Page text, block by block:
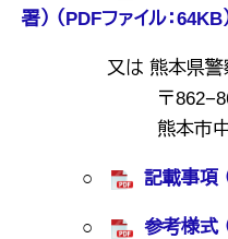
署） （PDFファイル：64KB
又は 熊本県警察
〒
熊本市中央区
○ 記載事項
○ 参考様式